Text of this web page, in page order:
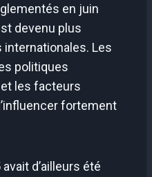
en juin
devenu plus
Les
politiques
les facteurs
fortement
d’ailleurs été